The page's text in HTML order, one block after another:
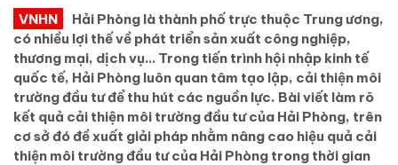
VNHN
Hải Phòng là thành phố trực thuộc Trung ương,
có nhiều lợi thế về phát triển sản xuất công nghiệp,
thương mại, dịch vụ… Trong tiến trình hội nhập kinh tế
quốc tế, Hải Phòng luôn quan tâm tạo lập, cải thiện môi
trường đầu tư để thu hút các nguồn lực. Bài viết làm rõ
kết quả cải thiện môi trường đầu tư của Hải Phòng, trên
cơ sở đó đề xuất giải pháp nhằm nâng cao hiệu quả cải
thiện môi trường đầu tư của Hải Phòng trong thời gian